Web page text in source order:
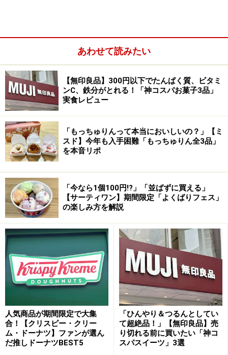
果物そのもののような立体的な缶に、フルーツのおいしさを
閉じ込めたチョコレート入り ※画像提供／モロゾフ
神戸発祥の洋菓子ブランド「モロゾフ」からは、果物の
かわいらしさやおいしさをまるごと楽しめるチョコレー
トブランド「まるっとかわいいふるうつ。」が新登場。
ちご」の5種類で、「まるっ」とした果物の形の缶の中
に、果実感や果肉を楽しめるフルーツチョコレートが入
っています。
「まるっとフルーツ缶（りんご）」（5個入・税込864円）
は、2種類のチョコレートにりんごのドライフルーツがぎっ
しり。りんごのツヤ感までリアルに再現した「缶」にびっく
り！ ※筆者撮影
「りんご」と「オレンジ」は、ドライフルーツやオレン
ジピールを敷き詰めたタブレットチョコレート。「も
も」「洋梨」「おおきないちご」は果物の味を閉じ込め
たトリュフチョコレートで、それぞれジューシーな果実
あわせて読みたい
【無印良品】300円以下でたんぱく質、ビタミ
ンC、鉄分がとれる！「神コスパお菓子3品」
実食レビュー
「もっちゅりんって本当においしいの？」【ミ
スド】今年も入手困難「もっちゅりん全3品」
を本音リポ
「今なら1個100円!?」「並ばずに買える」
【サーティワン】期間限定「よくばりフェス」
の楽しみ方を解説
人気商品が期間限定で大集
合！【クリスピー・クリー
ム・ドーナツ】ファンが選ん
だ推しドーナツBEST5
「ひんやり＆つるんとしてい
て超絶品！」【無印良品】売
り切れる前に買いたい「神コ
スパスイーツ」3選